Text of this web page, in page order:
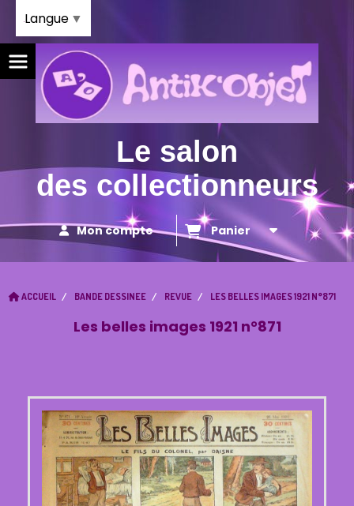
Le salon
des collectionneurs
Mon compte Panier
ACCUEIL BANDE DESSINEE REVUE LES BELLES IMAGES 1921 N°871
Les belles images 1921 n°871
Langue ▼